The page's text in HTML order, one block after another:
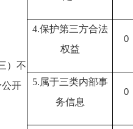
）不
公开
4.保护第三方合法
权益
0
5.属于三类内部事
务信息
0